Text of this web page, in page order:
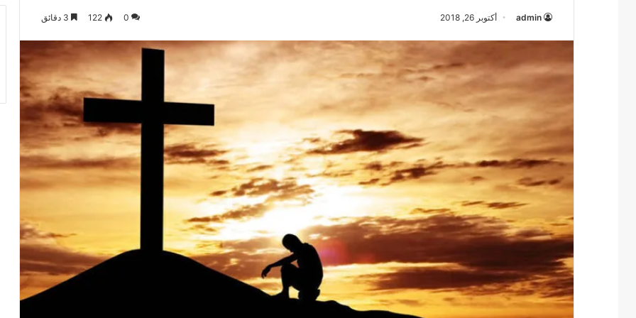
admin أكتوبر 26, 2018 0
122